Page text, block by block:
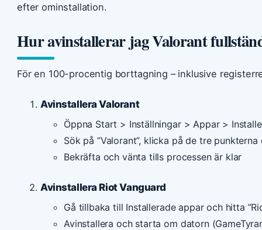
efter ominstallation.
Hur avinstallerar jag Valorant
För en 100-procentig borttagning – inklusive
Avinstallera Valorant
Öppna Start > Inställningar > Appar >
Sök på ”Valorant”, klicka på de tre
Bekräfta och vänta tills processen är klar
Avinstallera Riot Vanguard
Gå tillbaka till Installerade appar och hitta
Avinstallera och starta om datorn